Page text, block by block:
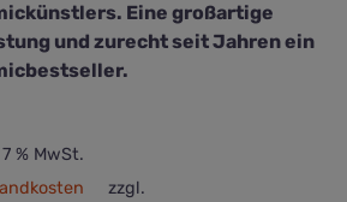
Eine großartige
und zurecht seit Jahren ein
% MwSt.
zzgl.